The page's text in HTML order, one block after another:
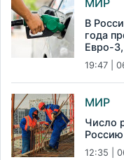
МИР
В
года
Евро-
19:47 |
МИР
Число
Россию
12:35 |